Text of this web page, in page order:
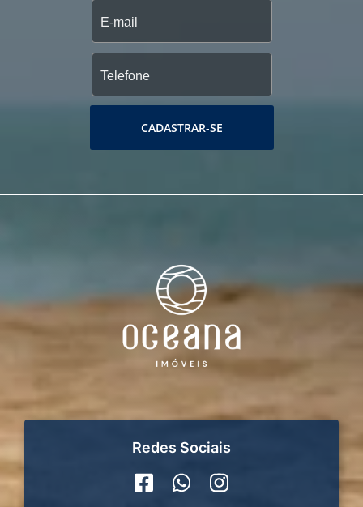
CADASTRAR-SE
Redes Sociais